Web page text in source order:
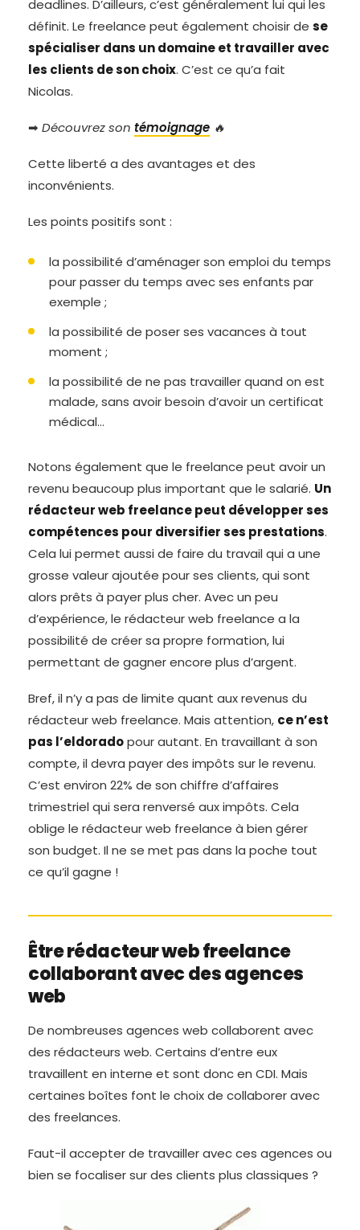
deadlines. D’ailleurs, c’est généralement lui qui les
définit. Le freelance peut également choisir de se
spécialiser dans un domaine et travailler avec
les clients de son choix. C’est ce qu’a fait
Nicolas.
➡ Découvrez son témoignage 🔥
Cette liberté a des avantages et des
inconvénients.
Les points positifs sont :
la possibilité d’aménager son emploi du temps
pour passer du temps avec ses enfants par
exemple ;
la possibilité de poser ses vacances à tout
moment ;
la possibilité de ne pas travailler quand on est
malade, sans avoir besoin d’avoir un certificat
médical…
Notons également que le freelance peut avoir un
revenu beaucoup plus important que le salarié. Un
rédacteur web freelance peut développer ses
compétences pour diversifier ses prestations.
Cela lui permet aussi de faire du travail qui a une
grosse valeur ajoutée pour ses clients, qui sont
alors prêts à payer plus cher. Avec un peu
d’expérience, le rédacteur web freelance a la
possibilité de créer sa propre formation, lui
permettant de gagner encore plus d’argent.
Bref, il n’y a pas de limite quant aux revenus du
rédacteur web freelance. Mais attention, ce n’est
pas l’eldoradopour autant. En travaillant à son
compte, il devra payer des impôts sur le revenu.
C’est environ 22% de son chiffre d’affaires
trimestriel qui sera renversé aux impôts. Cela
oblige le rédacteur web freelance à bien gérer
son budget. Il ne se met pas dans la poche tout
ce qu’il gagne !
Être rédacteur web freelance
collaborant avec des agences
web
De nombreuses agences web collaborent avec
des rédacteurs web. Certains d’entre eux
travaillent en interne et sont donc en CDI. Mais
certaines boîtes font le choix de collaborer avec
des freelances.
Faut-il accepter de travailler avec ces agences ou
bien se focaliser sur des clients plus classiques ?